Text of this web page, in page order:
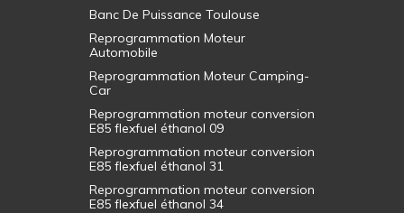
Banc De Puissance Toulouse
Reprogrammation Moteur
Automobile
Reprogrammation Moteur Camping-
Car
Reprogrammation moteur conversion
E85 flexfuel éthanol 09
Reprogrammation moteur conversion
E85 flexfuel éthanol 31
Reprogrammation moteur conversion
E85 flexfuel éthanol 34